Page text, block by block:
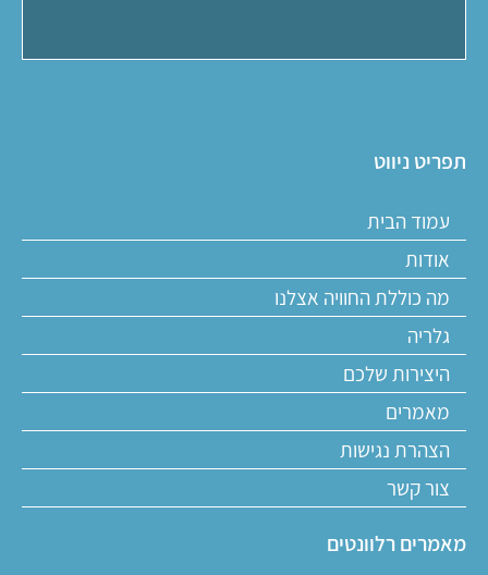
תפריט ניווט
עמוד הבית
אודות
מה כוללת החוויה אצלנו
גלריה
היצירות שלכם
מאמרים
הצהרת נגישות
צור קשר
מאמרים רלוונטים